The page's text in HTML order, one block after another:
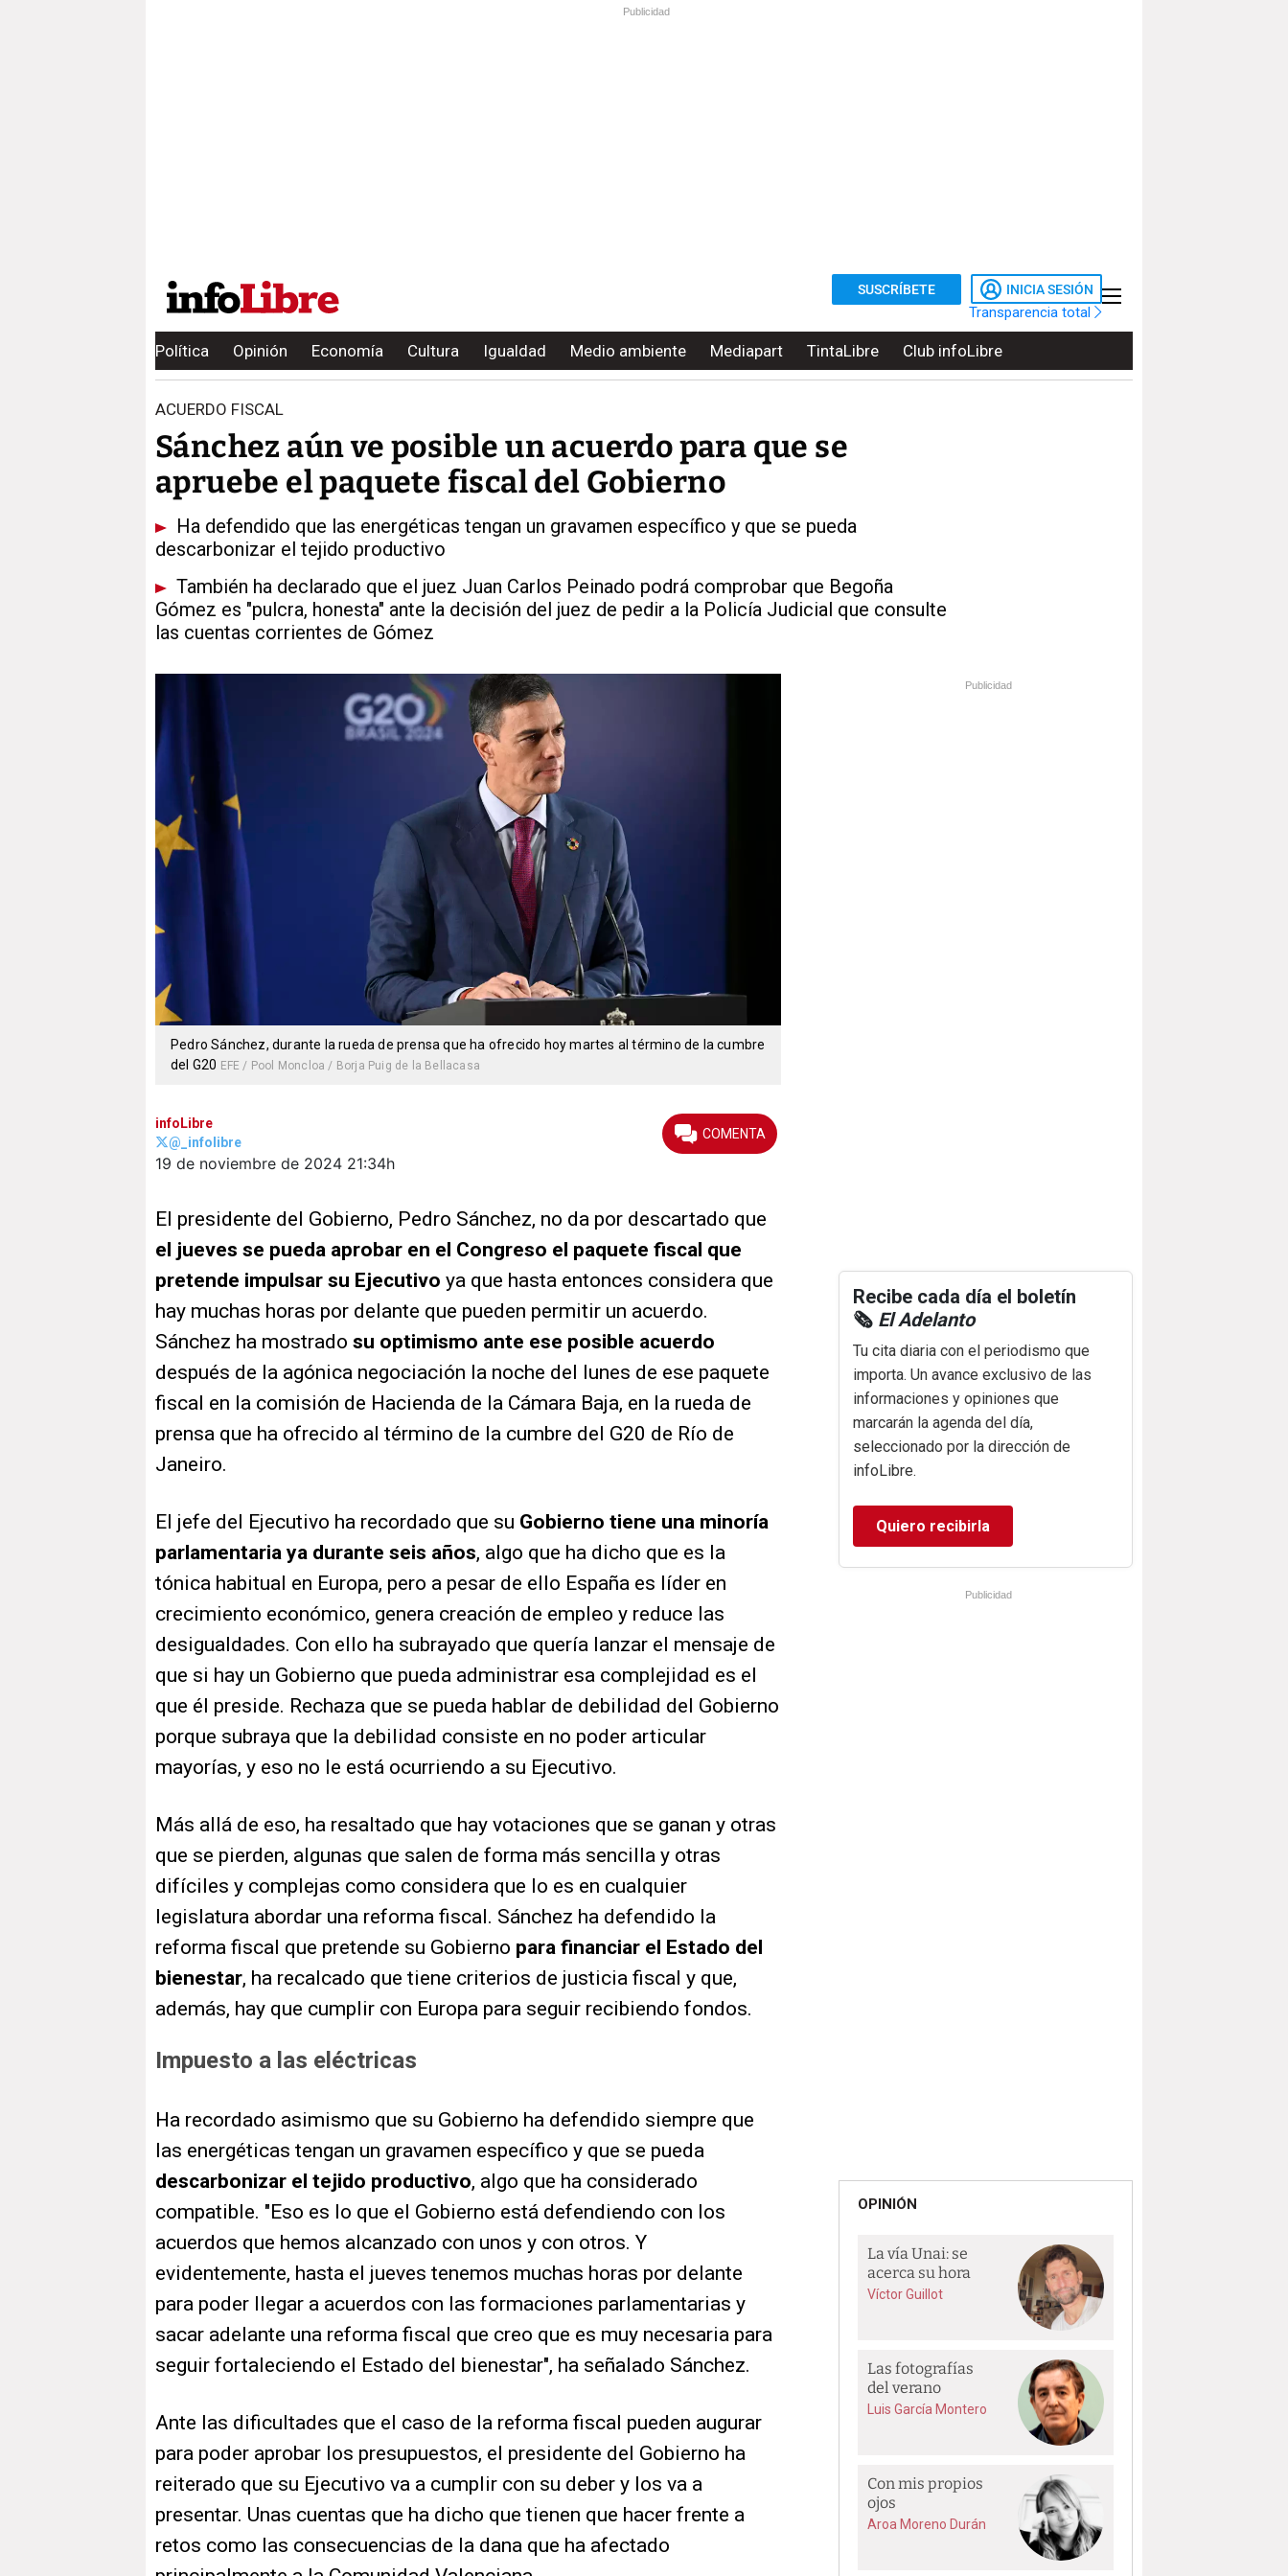
Publicidad
SUSCRÍBETE INICIA SESIÓN
Transparencia total
Política Opinión Economía Cultura Igualdad Medio ambiente Mediapart TintaLibre Club infoLibre
ACUERDO FISCAL
Sánchez aún ve posible un acuerdo para que se
apruebe el paquete fiscal del Gobierno
Ha defendido que las energéticas tengan un gravamen específico y que se pueda
descarbonizar el tejido productivo
También ha declarado que el juez Juan Carlos Peinado podrá comprobar que Begoña
Gómez es "pulcra, honesta" ante la decisión del juez de pedir a la Policía Judicial que consulte
las cuentas corrientes de Gómez
Pedro Sánchez, durante la rueda de prensa que ha ofrecido hoy martes al término de la cumbre
del G20 EFE / Pool Moncloa / Borja Puig de la Bellacasa
infoLibre
@_infolibre
19 de noviembre de 2024 21:34h
El presidente del Gobierno, Pedro Sánchez, no da por descartado que
el jueves se pueda aprobar en el Congreso el paquete fiscal que
pretende impulsar su Ejecutivo ya que hasta entonces considera que
hay muchas horas por delante que pueden permitir un acuerdo.
Sánchez ha mostrado su optimismo ante ese posible acuerdo
después de la agónica negociación la noche del lunes de ese paquete
fiscal en la comisión de Hacienda de la Cámara Baja, en la rueda de
prensa que ha ofrecido al término de la cumbre del G20 de Río de
Janeiro.
El jefe del Ejecutivo ha recordado que su Gobierno tiene una minoría
parlamentaria ya durante seis años, algo que ha dicho que es la
tónica habitual en Europa, pero a pesar de ello España es líder en
crecimiento económico, genera creación de empleo y reduce las
desigualdades. Con ello ha subrayado que quería lanzar el mensaje de
que si hay un Gobierno que pueda administrar esa complejidad es el
que él preside. Rechaza que se pueda hablar de debilidad del Gobierno
porque subraya que la debilidad consiste en no poder articular
mayorías, y eso no le está ocurriendo a su Ejecutivo.
Más allá de eso, ha resaltado que hay votaciones que se ganan y otras
que se pierden, algunas que salen de forma más sencilla y otras
difíciles y complejas como considera que lo es en cualquier
legislatura abordar una reforma fiscal. Sánchez ha defendido la
reforma fiscal que pretende su Gobierno para financiar el Estado del
bienestar, ha recalcado que tiene criterios de justicia fiscal y que,
además, hay que cumplir con Europa para seguir recibiendo fondos.
Impuesto a las eléctricas
Ha recordado asimismo que su Gobierno ha defendido siempre que
las energéticas tengan un gravamen específico y que se pueda
descarbonizar el tejido productivo, algo que ha considerado
compatible. "Eso es lo que el Gobierno está defendiendo con los
acuerdos que hemos alcanzado con unos y con otros. Y
evidentemente, hasta el jueves tenemos muchas horas por delante
para poder llegar a acuerdos con las formaciones parlamentarias y
sacar adelante una reforma fiscal que creo que es muy necesaria para
seguir fortaleciendo el Estado del bienestar", ha señalado Sánchez.
Ante las dificultades que el caso de la reforma fiscal pueden augurar
para poder aprobar los presupuestos, el presidente del Gobierno ha
reiterado que su Ejecutivo va a cumplir con su deber y los va a
presentar. Unas cuentas que ha dicho que tienen que hacer frente a
retos como las consecuencias de la dana que ha afectado
Publicidad
Recibe cada día el boletín
🗞️ El Adelanto
Tu cita diaria con el periodismo que
importa. Un avance exclusivo de las
informaciones y opiniones que
marcarán la agenda del día,
seleccionado por la dirección de
infoLibre.
Quiero recibirla
Publicidad
OPINIÓN
La vía Unai: se
acerca su hora
Víctor Guillot
Las fotografías
del verano
Luis García Montero
Con mis propios
ojos
Aroa Moreno Durán